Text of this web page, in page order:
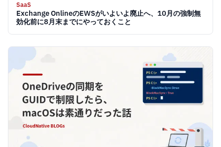
SaaS
Exchange OnlineのEWSがいよいよ廃止へ、10月の強制無
効化前に8月末までにやっておくこと